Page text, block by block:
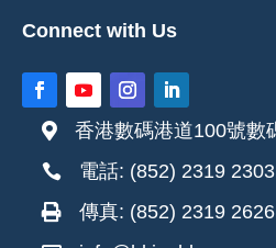
Connect with Us
 香港數碼港道100號數
 電話: (852) 2319 2303
 傳真: (852) 2319 2626